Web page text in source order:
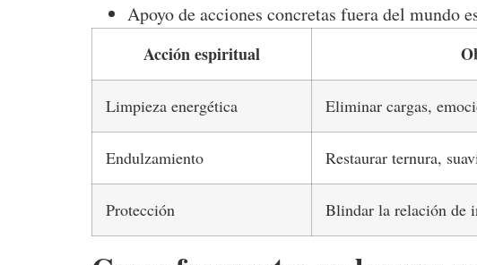
Apoyo de acciones concretas fuera del
Acción espiritual
Limpieza energética Eliminar cargas,
Endulzamiento Restaurar ternura,
Protección Blindar la relación de